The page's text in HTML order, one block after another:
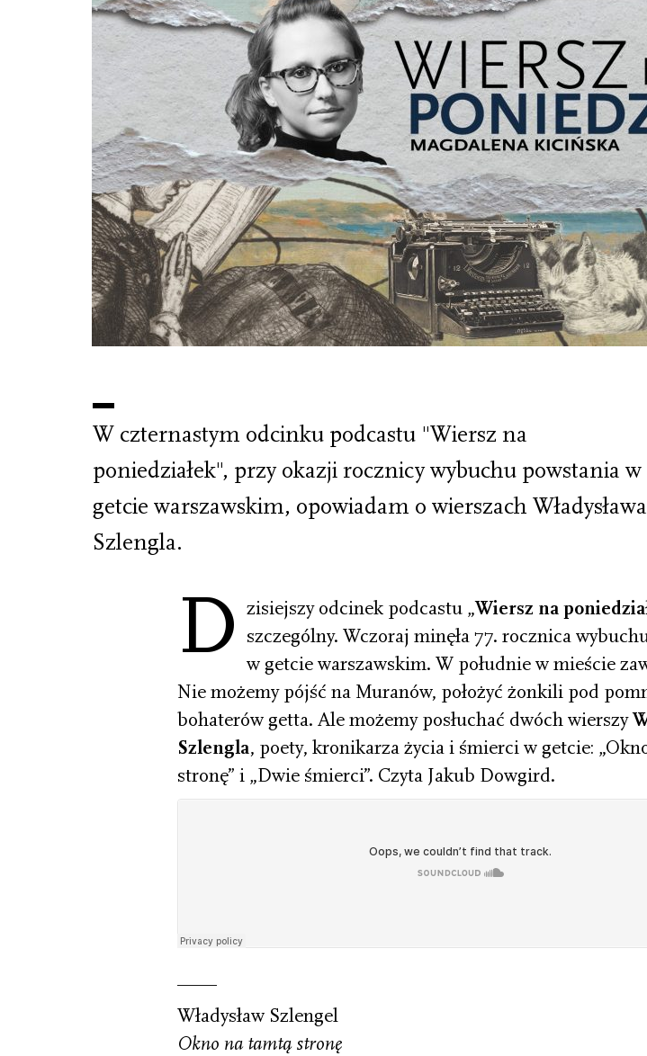
W czternastym odcinku podcastu "Wiersz na
poniedziałek", przy okazji rocznicy wybuchu powstania w
getcie warszawskim, opowiadam o wierszach Władysława
Szlengla.
D zisiejszy odcinek podcastu „Wiersz na
szczególny. Wczoraj minęła 77. rocznica
w getcie warszawskim. W południe w mieście
Nie możemy pójść na Muranów, położyć żonkili pod
bohaterów getta. Ale możemy posłuchać dwóch wierszy
Szlengla, poety, kronikarza życia i śmierci w getcie:
stronę” i „Dwie śmierci”. Czyta Jakub Dowgird.
____
Władysław Szlengel
Okno na tamtą stronę